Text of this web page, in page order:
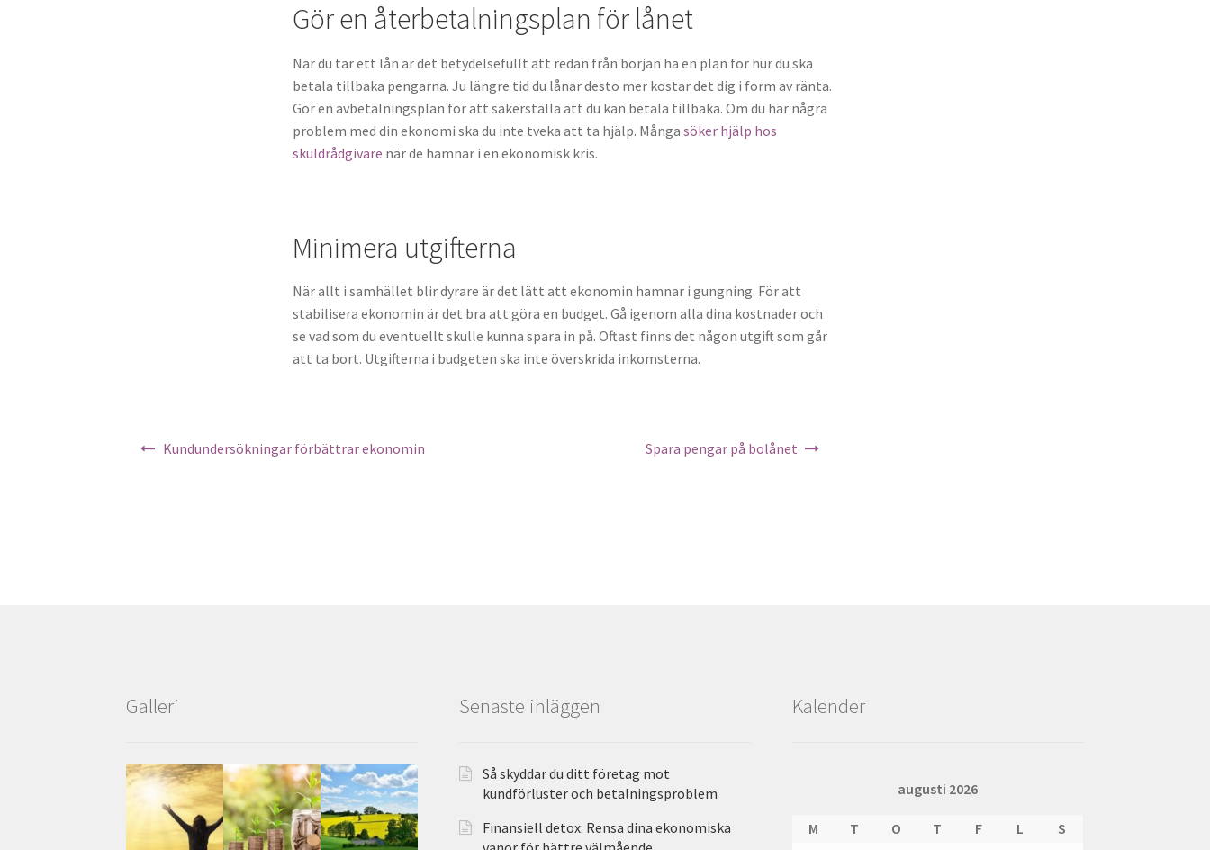
Gör en återbetalningsplan för lånet
När du tar ett lån är det betydelsefullt att redan från början ha en plan för hur du ska
betala tillbaka pengarna. Ju längre tid du lånar desto mer kostar det dig i form av ränta.
Gör en avbetalningsplan för att säkerställa att du kan betala tillbaka. Om du har några
problem med din ekonomi ska du inte tveka att ta hjälp. Mångasöker hjälp hos
skuldrådgivare när de hamnar i en ekonomisk kris.
Minimera utgifterna
När allt i samhället blir dyrare är det lätt att ekonomin hamnar i gungning. För att
stabilisera ekonomin är det bra att göra en budget. Gå igenom alla dina kostnader och
se vad som du eventuellt skulle kunna spara in på. Oftast finns det någon utgift som går
att ta bort. Utgifterna i budgeten ska inte överskrida inkomsterna.
Kundundersökningar förbättrar ekonomin Spara pengar på bolånet
Galleri Senaste inläggen
Så skyddar du ditt företag mot
kundförluster och betalningsproblem
Finansiell detox: Rensa dina ekonomiska
Kalender
augusti 2026
M T O T F L
S